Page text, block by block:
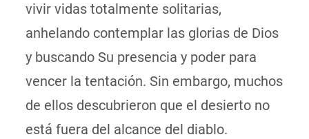
vivir vidas totalmente solitarias,
anhelando contemplar las glorias de Dios
y buscando Su presencia y poder para
vencer la tentación. Sin embargo, muchos
de ellos descubrieron que el desierto no
está fuera del alcance del diablo.